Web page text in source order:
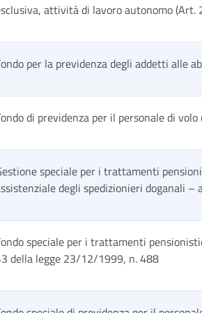
attività di lavoro autonomo (Art.
per la previdenza degli addetti alle
di previdenza per il personale di
speciale per i trattamenti
degli spedizionieri doganali
speciale per i trattamenti
della legge 23/12/1999, n. 488